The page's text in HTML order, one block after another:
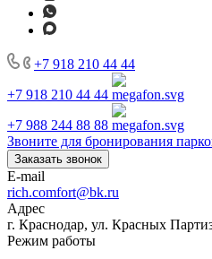
+7 918 210 44 44
+7 918 210 44 44
+7 988 244 88 88
Звоните для бронирования
Заказать звонок
E-mail
rich.comfort@bk.ru
Адрес
г. Краснодар, ул. Красных
Режим работы